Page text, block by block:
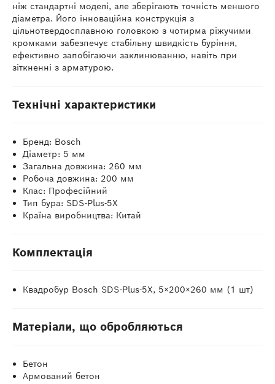
ніж стандартні моделі, але зберігають точність меншого
діаметра. Його інноваційна конструкція з
цільнотвердосплавною головкою з чотирма ріжучими
кромками забезпечує стабільну швидкість буріння,
ефективно запобігаючи заклинюванню, навіть при
зіткненні з арматурою.
Технічні характеристики
Бренд: Bosch
Діаметр: 5 мм
Загальна довжина: 260 мм
Робоча довжина: 200 мм
Клас: Професійний
Тип бура: SDS-Plus-5X
Країна виробництва: Китай
Комплектація
Квадробур Bosch SDS-Plus-5X, 5×200×260 мм (1 шт)
Матеріали, що обробляються
Бетон
Армований бетон